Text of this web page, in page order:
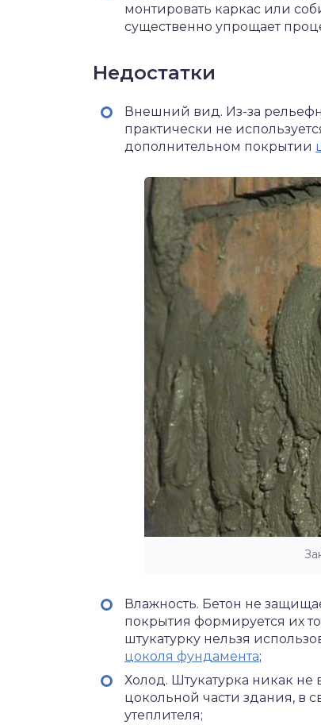
монтировать каркас или
существенно упрощает
Недостатки
Внешний вид. Из-за
практически не
дополнительном покрытии
Влажность. Бетон не
покрытия формируется их
штукатурку нельзя
цоколя фундамента;
Холод. Штукатурка никак не
цокольной части здания, в
утеплителя;